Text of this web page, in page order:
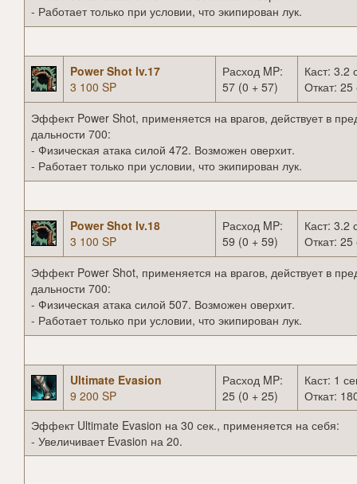
- Работает только при условии, что экипирован лук.
Power Shot lv.17
3 100 SP
Расход MP:
57 (0 + 57)
Каст: 3.2
Откат: 25
Эффект Power Shot, применяется на врагов, действует в
дальности 700:
- Физическая атака силой 472. Возможен оверхит.
- Работает только при условии, что экипирован лук.
Power Shot lv.18
3 100 SP
Расход MP:
59 (0 + 59)
Каст: 3.2
Откат: 25
Эффект Power Shot, применяется на врагов, действует в
дальности 700:
- Физическая атака силой 507. Возможен оверхит.
- Работает только при условии, что экипирован лук.
Ultimate Evasion
9 200 SP
Расход MP:
25 (0 + 25)
Каст: 1
Откат:
Эффект Ultimate Evasion на 30 сек., применяется на себя:
- Увеличивает Evasion на 20.